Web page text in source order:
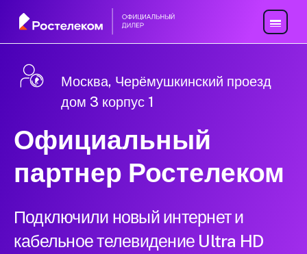
Москва, Черёмушкинский проезд
дом 3 корпус 1
Официальный
партнер Ростелеком
Подключили новый интернет и
кабельное телевидение Ultra HD